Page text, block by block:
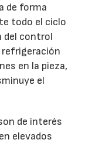
de forma
todo el ciclo
del control
en la pieza,
el
de interés
elevados